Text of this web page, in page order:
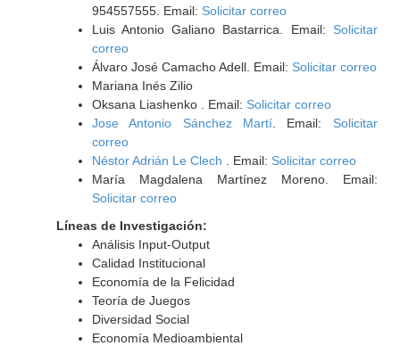
954557555. Email: Solicitar correo
Luis Antonio Galiano Bastarrica. Email: Solicitar
correo
Álvaro José Camacho Adell. Email: Solicitar correo
Mariana Inés Zilio
Oksana Liashenko . Email: Solicitar correo
Jose Antonio Sánchez Martí . Email: Solicitar
correo
Néstor Adrián Le Clech
. Email: Solicitar correo
María Magdalena Martínez Moreno. Email:
Solicitar correo
Líneas de Investigación:
Análisis Input-Output
Calidad Institucional
Economía de la Felicidad
Teoría de Juegos
Diversidad Social
Economía Medioambiental